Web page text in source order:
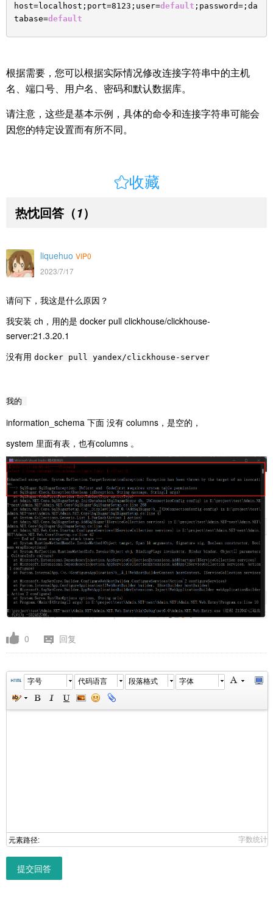
host=localhost;port=8123;user=default ;password=;da
tabase=default
根据需要，您可以根据实际情况修改连接字符串中的主机
名、端口号、用户名、密码和默认数据库。
请注意，这些是基本示例，具体的命令和连接字符串可能会
因您的特定设置而有所不同。
收藏
热忱回答 （1）
liquehuo VIP0
2023/7/17
请问下，我这是什么原因？
我安装 ch，用的是 docker pull clickhouse/clickhouse-
server:21.3.20.1
没有用 docker pull yandex/clickhouse-server
我的
information_schema 下面 没有 columns，是空的，
system 里面有表，也有columns 。
0 回复
字号 代码语言 段落格式 字体
元素路径: 字数统计
提交回答